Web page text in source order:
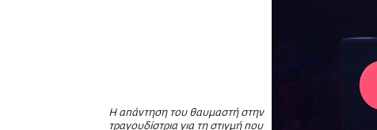
Η απάντηση του θαυμαστή στην
τραγουδίστρια για τη στιγμή που